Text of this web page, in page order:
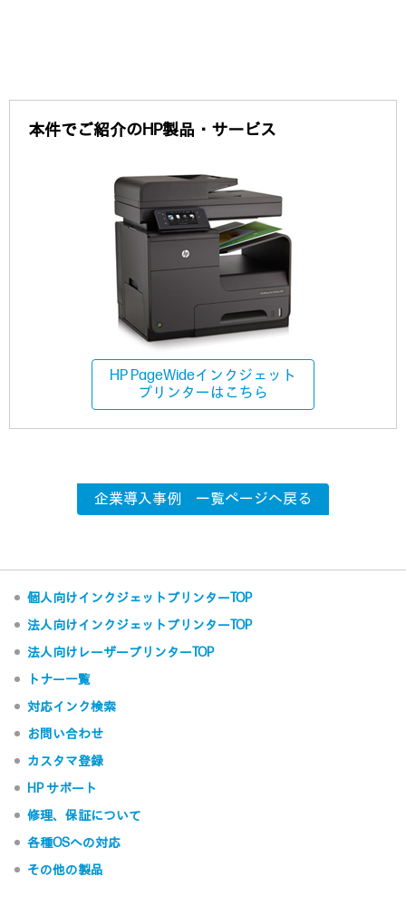
本件でご紹介のHP製品・サービス
HP PageWideインクジェット
プリンターはこちら
企業導入事例 一覧ページへ戻る
個人向けインクジェットプリンターTOP
法人向けインクジェットプリンターTOP
法人向けレーザープリンターTOP
トナー一覧
対応インク検索
お問い合わせ
カスタマ登録
HP サポート
修理、保証について
各種OSへの対応
その他の製品